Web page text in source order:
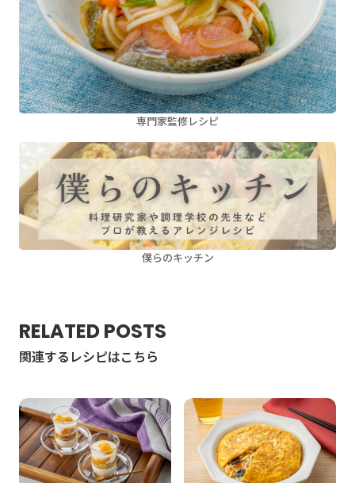
専門家監修レシピ
僕らのキッチン
RELATED POSTS
関連するレシピはこちら